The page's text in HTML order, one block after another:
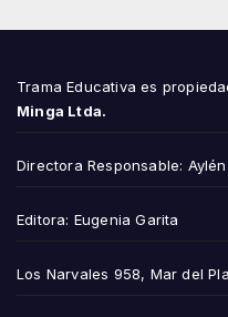
Trama Educativa es
Minga Ltda.
Directora Responsable:
Editora: Eugenia Garita
Los Narvales 958, Mar del